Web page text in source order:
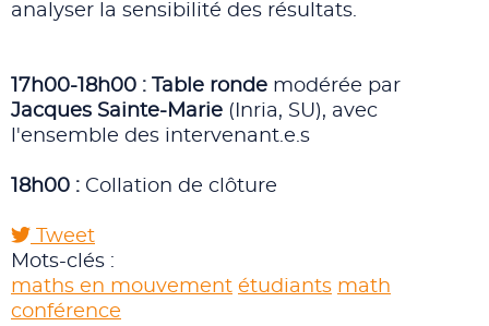
analyser la sensibilité des résultats.
17h00-18h00 : Table ronde modérée par
Jacques Sainte-Marie (Inria, SU), avec
l'ensemble des intervenant.e.s
18h00 : Collation de clôture
Tweet
pinterest
Mots-clés :
maths en mouvement étudiants math
conférence